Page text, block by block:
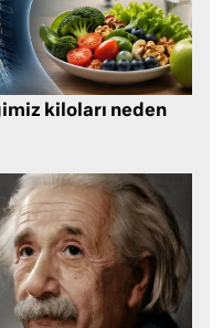
kiloları neden